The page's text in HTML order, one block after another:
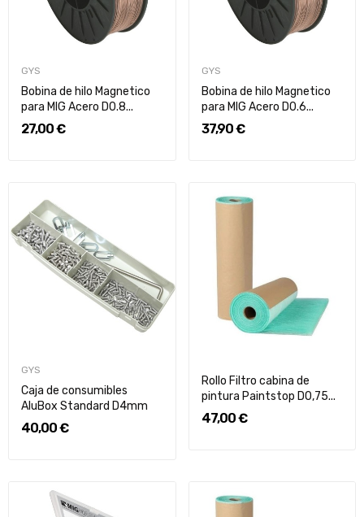
GYS
Bobina de hilo Magnetico
para MIG Acero D0.8...
27,00 €
GYS
Bobina de hilo Magnetico
para MIG Acero D0.6...
37,90 €
GYS
Caja de consumibles
AluBox Standard D4mm
40,00 €
Rollo Filtro cabina de
pintura Paintstop D0,75...
47,00 €